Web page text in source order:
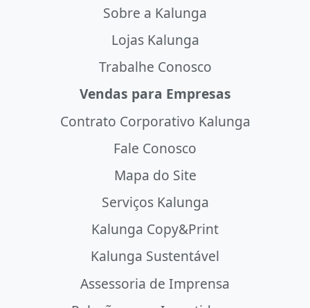
Sobre a Kalunga
Lojas Kalunga
Trabalhe Conosco
Vendas para Empresas
Contrato Corporativo Kalunga
Fale Conosco
Mapa do Site
Serviços Kalunga
Kalunga Copy&Print
Kalunga Sustentável
Assessoria de Imprensa